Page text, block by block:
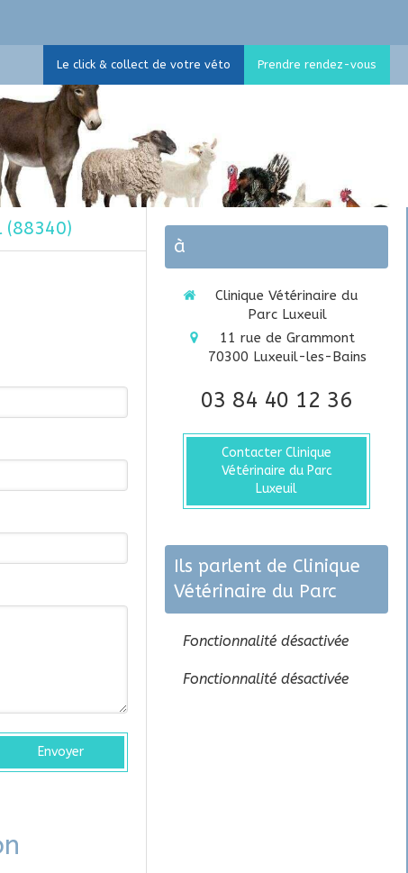
Prendre rendez-vous
Le click & collect de votre véto
Envoyer
à
Clinique Vétérinaire du
Parc Luxeuil
11 rue de Grammont
70300 Luxeuil-les-Bains
03 84 40 12 36
Contacter Clinique
Vétérinaire du Parc
Luxeuil
Ils parlent de Clinique
Vétérinaire du Parc
Fonctionnalité désactivée
Fonctionnalité désactivée